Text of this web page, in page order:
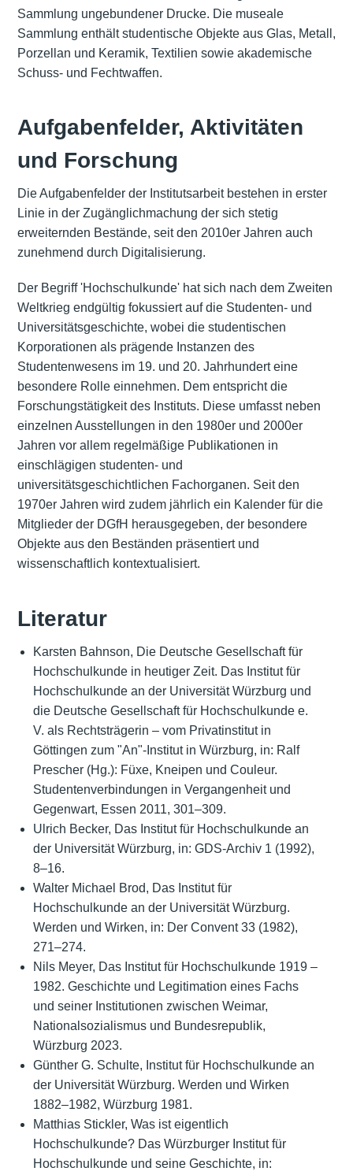
Sammlung ungebundener Drucke. Die museale
Sammlung enthält studentische Objekte aus Glas, Metall,
Porzellan und Keramik, Textilien sowie akademische
Schuss- und Fechtwaffen.
Aufgabenfelder, Aktivitäten
und Forschung
Die Aufgabenfelder der Institutsarbeit bestehen in erster
Linie in der Zugänglichmachung der sich stetig
erweiternden Bestände, seit den 2010er Jahren auch
zunehmend durch Digitalisierung.
Der Begriff 'Hochschulkunde' hat sich nach dem Zweiten
Weltkrieg endgültig fokussiert auf die Studenten- und
Universitätsgeschichte, wobei die studentischen
Korporationen als prägende Instanzen des
Studentenwesens im 19. und 20. Jahrhundert eine
besondere Rolle einnehmen. Dem entspricht die
Forschungstätigkeit des Instituts. Diese umfasst neben
einzelnen Ausstellungen in den 1980er und 2000er
Jahren vor allem regelmäßige Publikationen in
einschlägigen studenten- und
universitätsgeschichtlichen Fachorganen. Seit den
1970er Jahren wird zudem jährlich ein Kalender für die
Mitglieder der DGfH herausgegeben, der besondere
Objekte aus den Beständen präsentiert und
wissenschaftlich kontextualisiert.
Literatur
Karsten Bahnson, Die Deutsche Gesellschaft für
Hochschulkunde in heutiger Zeit. Das Institut für
Hochschulkunde an der Universität Würzburg und
die Deutsche Gesellschaft für Hochschulkunde e.
V. als Rechtsträgerin – vom Privatinstitut in
Göttingen zum "An"-Institut in Würzburg, in: Ralf
Prescher (Hg.): Füxe, Kneipen und Couleur.
Studentenverbindungen in Vergangenheit und
Gegenwart, Essen 2011, 301–309.
Ulrich Becker, Das Institut für Hochschulkunde an
der Universität Würzburg, in: GDS-Archiv 1 (1992),
8–16.
Walter Michael Brod, Das Institut für
Hochschulkunde an der Universität Würzburg.
Werden und Wirken, in: Der Convent 33 (1982),
271–274.
Nils Meyer, Das Institut für Hochschulkunde 1919 –
1982. Geschichte und Legitimation eines Fachs
und seiner Institutionen zwischen Weimar,
Nationalsozialismus und Bundesrepublik,
Würzburg 2023.
Günther G. Schulte, Institut für Hochschulkunde an
der Universität Würzburg. Werden und Wirken
1882–1982, Würzburg 1981.
Matthias Stickler, Was ist eigentlich
Hochschulkunde? Das Würzburger Institut für
Hochschulkunde und seine Geschichte, in: